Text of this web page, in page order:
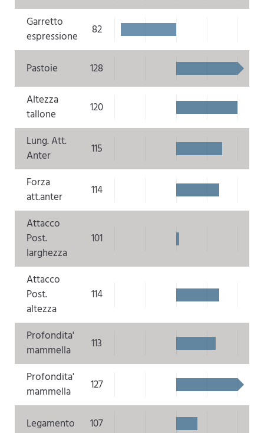
Garretto
espressione
82
Pastoie
128
Altezza
tallone
120
Lung. Att.
Anter
115
Forza
att.anter
114
Attacco
Post.
larghezza
101
Attacco
Post.
altezza
114
Profondita'
mammella
113
Profondita'
mammella
127
Legamento
107